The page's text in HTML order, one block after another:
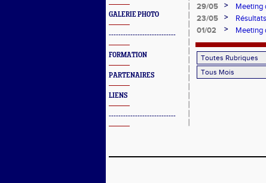
GALERIE PHOTO
----------------------------
FORMATION
PARTENAIRES
LIENS
----------------------------
29/05
>
Meeting
23/05
>
01/02
> Meeting